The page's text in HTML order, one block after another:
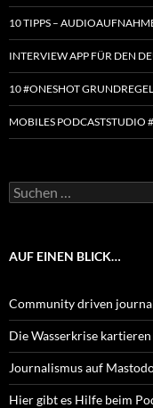
10 TIPPS –
INTERVIEW APP FÜR DEN
10 #ONESHOT
MOBILES PODCASTSTUDIO
Suchen
nach:
AUF EINEN BLICK…
Community driven
Die Wasserkrise
Journalismus auf
Hier gibt es Hilfe beim